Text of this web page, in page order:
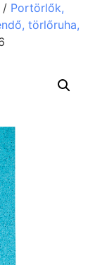
/ Portörlők,
törlőruha,